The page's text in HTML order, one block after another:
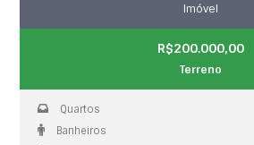
Imóvel
R$200.000,00
Terreno
Quartos
Banheiros